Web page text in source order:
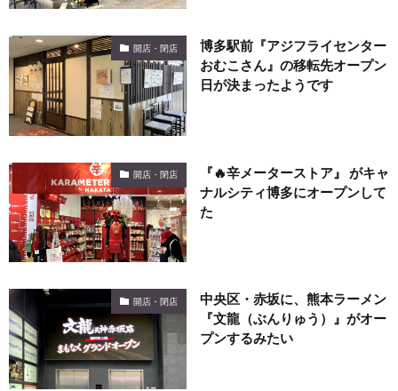
開店・閉店
博多駅前『アジフライセンター
おむこさん』の移転先オープン
日が決まったようです
開店・閉店
『🔥辛メーターストア』 がキャ
ナルシティ博多にオープンして
た
開店・閉店
中央区・赤坂に、熊本ラーメン
『文龍（ぶんりゅう）』がオー
プンするみたい